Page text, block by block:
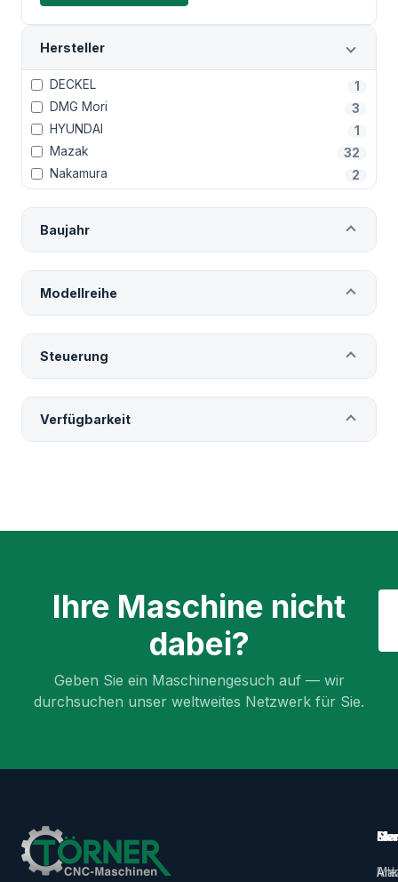
Hersteller
DECKEL
1
DMG Mori
3
HYUNDAI
1
Mazak
32
Nakamura
2
Baujahr
Modellreihe
Steuerung
Verfügbarkeit
Ihre Maschine nicht
dabei?
Geben Sie ein Maschinengesuch auf — wir
durchsuchen unser weltweites Netzwerk für Sie.
Alle